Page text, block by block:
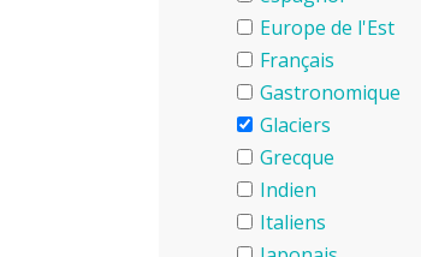
Europe de l'Est
Français
Gastronomique
Glaciers
Grecque
Indien
Italiens